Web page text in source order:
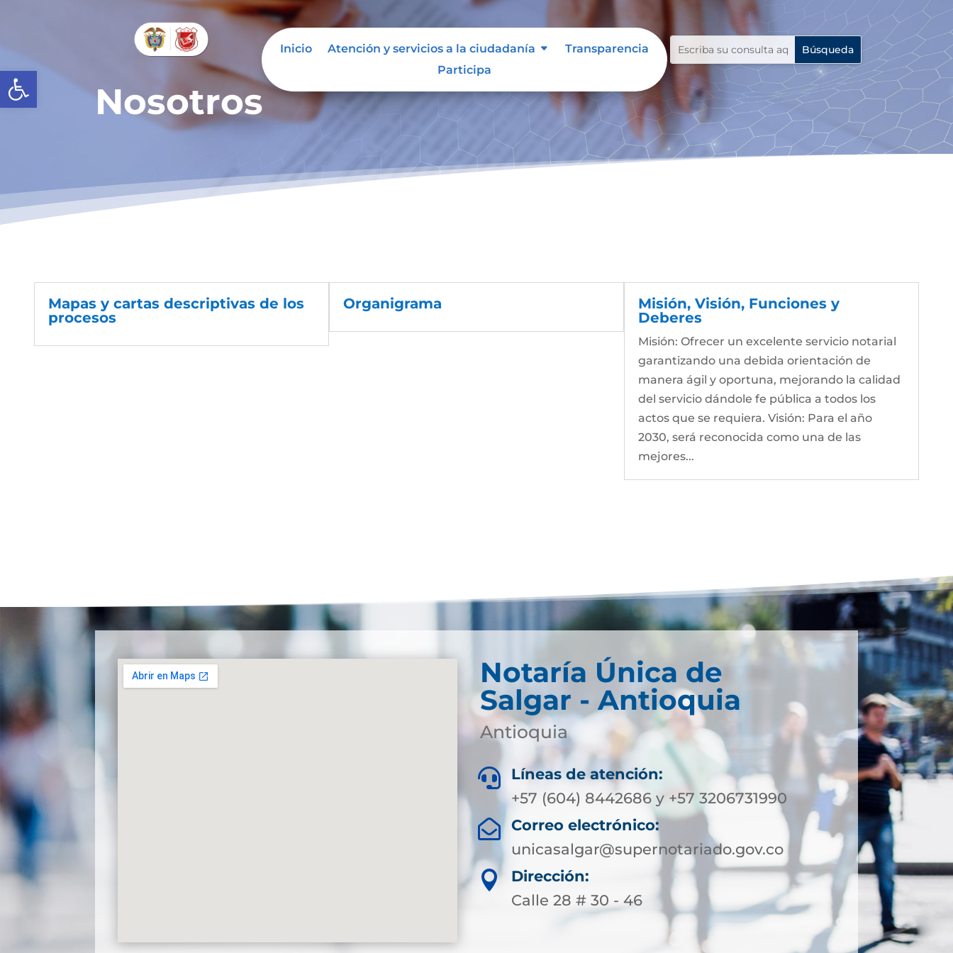
Abrir barra de herramientas
Inicio Atención y servicios a la ciudadanía
Transparencia
Participa
Nosotros
Mapas y cartas descriptivas de los
procesos
Organigrama
Misión, Visión, Funciones y
Deberes
Misión: Ofrecer un excelente servicio notarial
garantizando una debida orientación de
manera ágil y oportuna, mejorando la calidad
del servicio dándole fe pública a todos los
actos que se requiera. Visión: Para el año
2030, será reconocida como una de las
mejores...
Notaría Única de
Salgar - Antioquia
Antioquia

Líneas de atención:
+57 (604) 8442686 y +57 3206731990

Correo electrónico:
unicasalgar@supernotariado.gov.co

Dirección:
Calle 28 # 30 - 46